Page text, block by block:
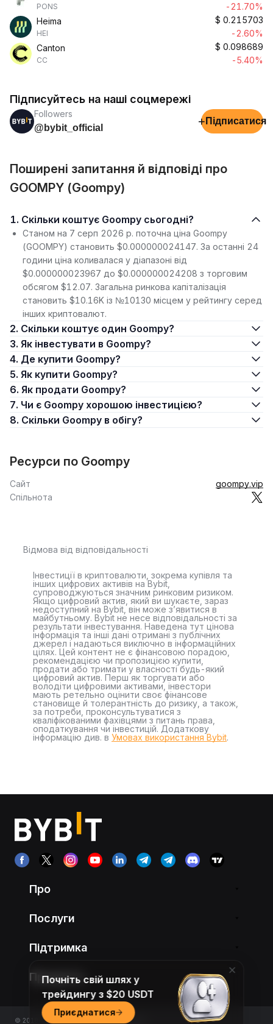
PONS
-21.70%
Heima
HEI
$ 0.215703
-2.60%
Canton
CC
$ 0.098689
-5.40%
Підписуйтесь на наші соцмережі
Followers
@bybit_official
+ Підписатися
Поширені запитання й відповіді про
GOOMPY (Goompy)
1. Скільки коштує Goompy сьогодні?
Станом на 7 серп 2026 р. поточна ціна Goompy
(GOOMPY) становить $0.000000024147. За останні 24
години ціна коливалася у діапазоні від
$0.000000023967 до $0.000000024208 з торговим
обсягом $12.07. Загальна ринкова капіталізація
становить $10.16K із №10130 місцем у рейтингу серед
інших криптовалют.
2. Скільки коштує один Goompy?
3. Як інвестувати в Goompy?
4. Де купити Goompy?
5. Як купити Goompy?
6. Як продати Goompy?
7. Чи є Goompy хорошою інвестицією?
8. Скільки Goompy в обігу?
Ресурси по Goompy
Сайт
goompy.vip
Спільнота
Відмова від відповідальності
Інвестиції в криптовалюти, зокрема купівля та
інших цифрових активів на Bybit,
супроводжуються значним ринковим ризиком.
Якщо цифровий актив, який ви шукаєте, зараз
недоступний на Bybit, він може з’явитися в
майбутньому. Bybit не несе відповідальності за
результати інвестування. Наведена тут цінова
інформація та інші дані отримані з публічних
джерел і надаються виключно в інформаційних
цілях. Цей контент не є фінансовою порадою,
рекомендацією чи пропозицією купити,
продати або тримати у власності будь-який
цифровий актив. Перш як торгувати або
володіти цифровими активами, інвестори
мають ретельно оцінити своє фінансове
становище й толерантність до ризику, а також,
за потреби, проконсультуватися з
кваліфікованими фахівцями з питань права,
оподаткування чи інвестицій. Додаткову
інформацію див. в Умовах використання Bybit.
Про
Послуги
Підтримка
Продукти
© 2018-2026 Bybit.com. All rights reserved.
Почніть свій шлях у
трейдингу з $20 USDT
Приєднатися